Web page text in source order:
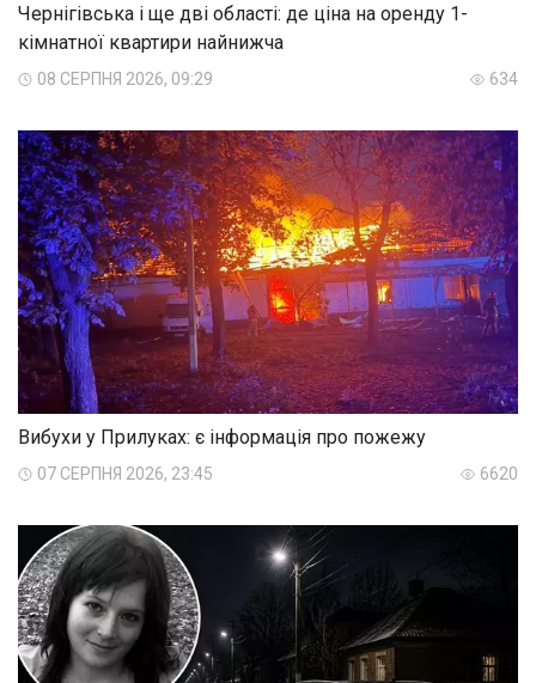
Чернігівська і ще дві області: де ціна на оренду 1-
кімнатної квартири найнижча
08 СЕРПНЯ 2026, 09:29 634
Вибухи у Прилуках: є інформація про пожежу
07 СЕРПНЯ 2026, 23:45 6620